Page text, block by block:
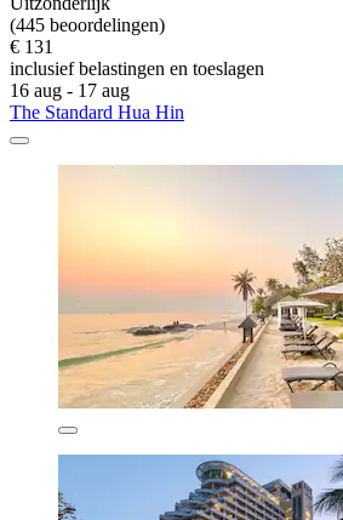
(445 beoordelingen)
€ 131
inclusief belastingen en toeslagen
16 aug - 17 aug
The Standard Hua Hin